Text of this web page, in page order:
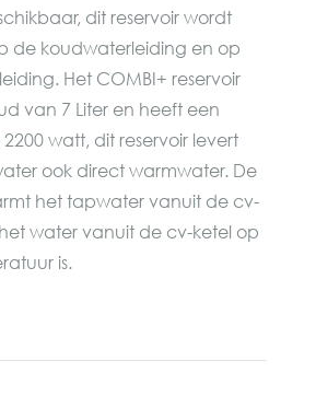
dit reservoir wordt
de koudwaterleiding en op
Het COMBI+ reservoir
van 7 Liter en heeft een
watt, dit reservoir levert
ook direct warmwater. De
het tapwater vanuit de cv-
water vanuit de cv-ketel op
is.